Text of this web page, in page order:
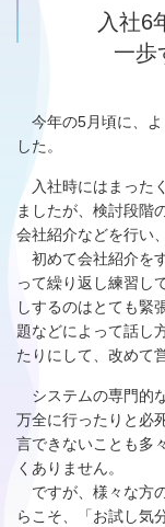
入社6
一歩
今年の5月頃に、よ
した。
入社時にはまった
ましたが、検討段階
会社紹介などを行い
初めて会社紹介を
って繰り返し練習し
しするのはとても緊
題などによって話し
たりにして、改めて
システムの専門的
万全に行ったりと必
言できないことも多
くありません。
ですが、様々な方
らこそ、「お試し気